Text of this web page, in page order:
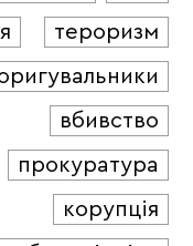
тероризм
вбивство
прокуратура
корупція